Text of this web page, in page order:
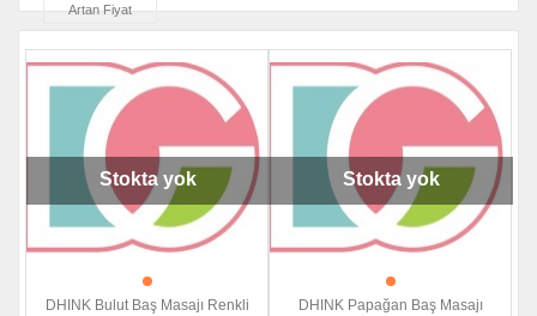
Artan Fiyat
Stokta yok
DHINK Bulut Baş Masajı Renkli
Stokta yok
DHINK Papağan Baş Masajı